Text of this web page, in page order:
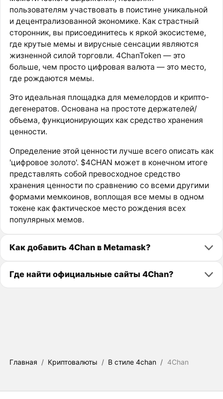
пользователям участвовать в поистине уникальной
и децентрализованной экономике. Как страстный
сторонник, вы присоединитесь к яркой экосистеме,
где крутые мемы и вирусные сенсации являются
жизненной силой торговли. 4ChanToken — это
больше, чем просто цифровая валюта — это место,
где рождаются мемы.
Это идеальная площадка для мемелордов и крипто-
дегенератов. Основана на простоте держателей/
объема, функционирующих как средство хранения
ценности.
Определение этой ценности лучше всего описать как
'цифровое золото'. $4CHAN может в конечном итоге
представлять собой превосходное средство
хранения ценности по сравнению со всеми другими
формами мемкоинов, воплощая все мемы в одном
токене как фактическое место рождения всех
популярных мемов.
Как добавить 4Chan в Metamask?
Где найти официальные сайты 4Chan?
Главная / Криптовалюты / В стиле 4chan / 4Chan